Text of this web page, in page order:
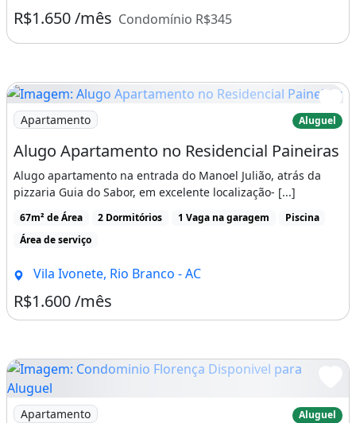
R$1.650 /mês Condomínio R$345
Imagem: Alugo Apartamento no Residencial Paineiras
Apartamento Aluguel
Alugo Apartamento no Residencial Paineiras
Alugo apartamento na entrada do Manoel Julião, atrás da
pizzaria Guia do Sabor, em excelente localização- [...]
67m² de Área 2 Dormitórios 1 Vaga na garagem
Piscina
Área de serviço
Vila Ivonete, Rio Branco - AC
R$1.600 /mês
Imagem: Condominio Florença Disponivel para Aluguel
Apartamento Aluguel